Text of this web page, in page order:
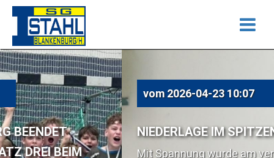
vom2026-04-23 10:07
NIEDERLAGE IM SPITZENSPIEL
Mit Spannung wurde am vergangenen